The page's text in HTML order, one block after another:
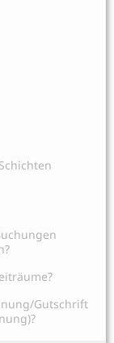
Gutschrift